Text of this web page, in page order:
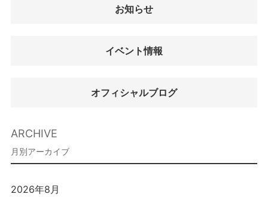
お知らせ
イベント情報
オフィシャルブログ
ARCHIVE
2026年8月